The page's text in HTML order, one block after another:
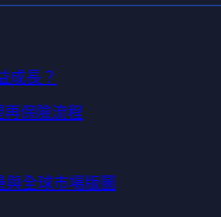
成長？
保險流程
全球市場版圖